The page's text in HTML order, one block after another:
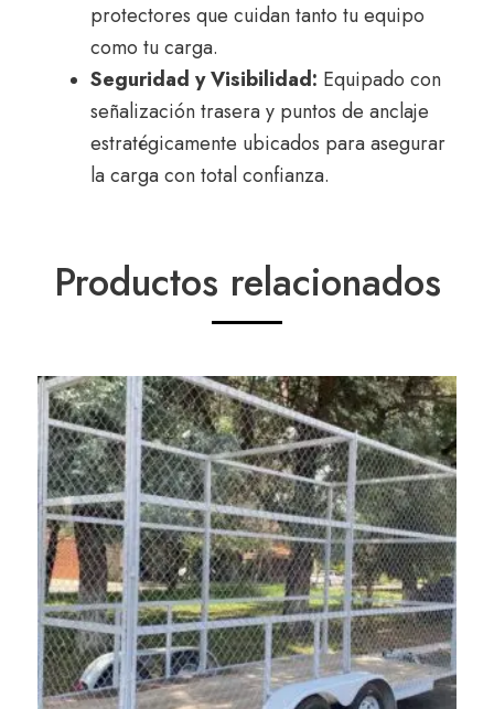
protectores que cuidan tanto tu equipo
como tu carga.
Seguridad y Visibilidad: Equipado con
señalización trasera y puntos de anclaje
estratégicamente ubicados para asegurar
la carga con total confianza.
Productos relacionados